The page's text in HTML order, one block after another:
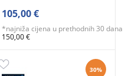
105,00 €
*najniža cijena u prethodnih 30 dana
150,00 €
30%